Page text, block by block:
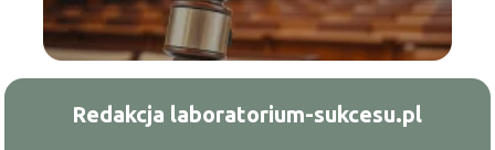
Redakcja laboratorium-sukcesu.pl